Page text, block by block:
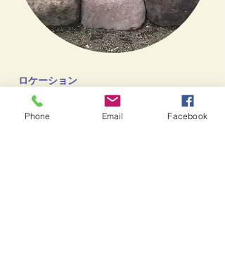
ロケーション
富士山を背にして正面に箱根の山を見渡す
清らかな風を感じられる丘の上にあります。
Phone Email Facebook